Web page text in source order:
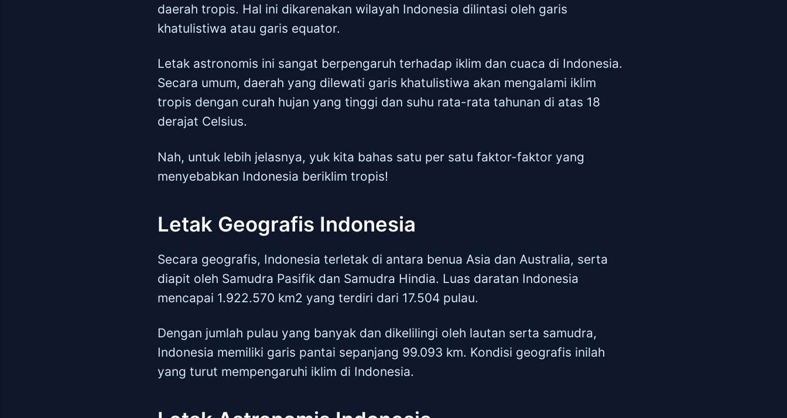
daerah tropis. Hal ini dikarenakan wilayah Indonesia dilintasi oleh garis
khatulistiwa atau garis equator.
Letak astronomis ini sangat berpengaruh terhadap iklim dan cuaca di Indonesia.
Secara umum, daerah yang dilewati garis khatulistiwa akan mengalami iklim
tropis dengan curah hujan yang tinggi dan suhu rata-rata tahunan di atas 18
derajat Celsius.
Nah, untuk lebih jelasnya, yuk kita bahas satu per satu faktor-faktor yang
menyebabkan Indonesia beriklim tropis!
Letak Geografis Indonesia
Secara geografis, Indonesia terletak di antara benua Asia dan Australia, serta
diapit oleh Samudra Pasifik dan Samudra Hindia. Luas daratan Indonesia
mencapai 1.922.570 km2 yang terdiri dari 17.504 pulau.
Dengan jumlah pulau yang banyak dan dikelilingi oleh lautan serta samudra,
Indonesia memiliki garis pantai sepanjang 99.093 km. Kondisi geografis inilah
yang turut mempengaruhi iklim di Indonesia.